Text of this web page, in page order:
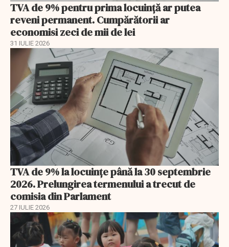
TVA de 9% pentru prima locuință ar putea
reveni permanent. Cumpărătorii ar
economisi zeci de mii de lei
31 IULIE 2026
TVA de 9% la locuințe până la 30 septembrie
2026. Prelungirea termenului a trecut de
comisia din Parlament
27 IULIE 2026